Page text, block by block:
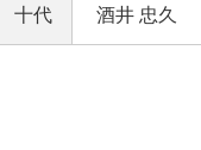
十代 酒井 忠久